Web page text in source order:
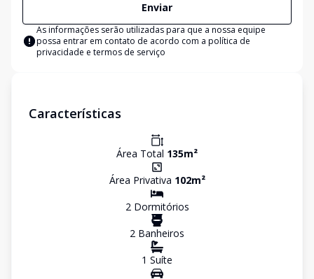
Enviar
As informações serão utilizadas para que a nossa equipe
possa entrar em contato de acordo com a política de
privacidade e termos de serviço
Características
Área Total 135m²
Área Privativa 102m²
2Dormitórios
2 Banheiros
1 Suíte